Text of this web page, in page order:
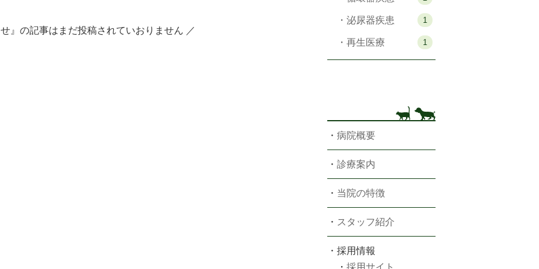
』の記事はまだ投稿されていおりません ／
・泌尿器疾患 1
・再生医療 1
・ 病院概要
・ 診療案内
・ 当院の特徴
・ スタッフ紹介
・採用情報
・ 採用サイト